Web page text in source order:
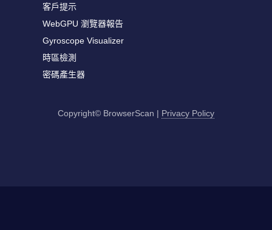
客戶提示
WebGPU 瀏覽器報告
Gyroscope Visualizer
時區檢測
密碼產生器
Copyright© BrowserScan | Privacy Policy